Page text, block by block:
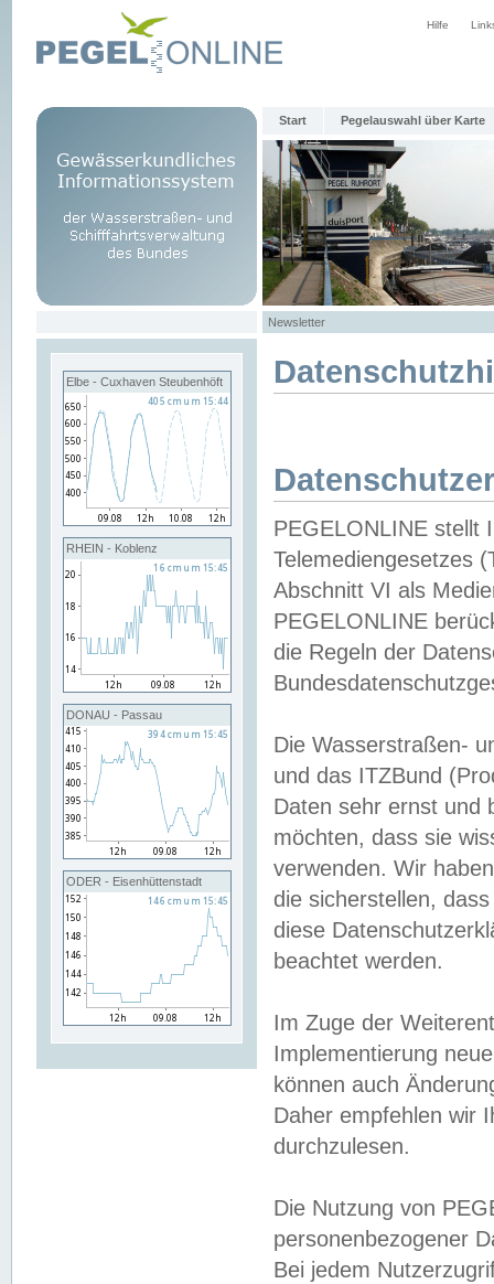
Hilfe
Start Pegelauswahl über Karte
Newsletter
Elbe - Cuxhaven Steubenhöft
RHEIN - Koblenz
DONAU - Passau
ODER - Eisenhüttenstadt
PEGELONLINE stellt
Telemediengesetzes
Abschnitt VI als
PEGELONLINE
die Regeln der
Die Wasserstraßen-
und das ITZBund
Daten sehr ernst und
möchten, dass sie
verwenden. Wir
die sicherstellen,
diese
beachtet werden.
Im Zuge der
Implementierung
können auch
Daher empfehlen wir
durchzulesen.
Die Nutzung von
personenbezogener
Bei jedem